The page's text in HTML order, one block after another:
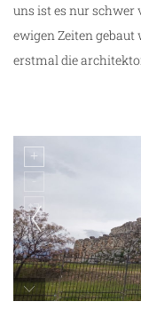
uns ist es nur schwer
ewigen Zeiten
erstmal die